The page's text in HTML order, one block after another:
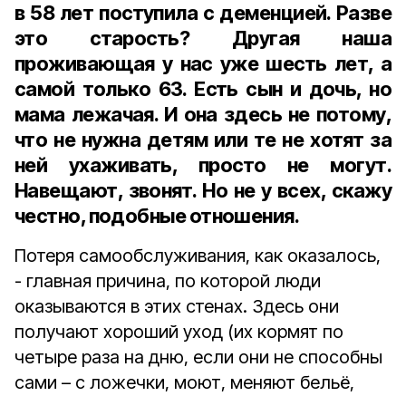
в 58 лет поступила с деменцией. Разве
это старость? Другая наша
проживающая у нас уже шесть лет, а
самой только 63. Есть сын и дочь, но
мама лежачая. И она здесь не потому,
что не нужна детям или те не хотят за
ней ухаживать, просто не могут.
Навещают, звонят. Но не у всех, скажу
честно, подобные отношения.
Потеря самообслуживания, как оказалось,
- главная причина, по которой люди
оказываются в этих стенах. Здесь они
получают хороший уход (их кормят по
четыре раза на дню, если они не способны
сами – с ложечки, моют, меняют бельё,